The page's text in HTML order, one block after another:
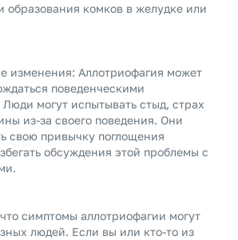
образования комков в желудке или
изменения: Аллотриофагия может
поведенческими
могут испытывать стыд, страх
из-за своего поведения. Они
свою привычку поглощения
обсуждения этой проблемы с
симптомы аллотриофагии могут
людей. Если вы или кто-то из